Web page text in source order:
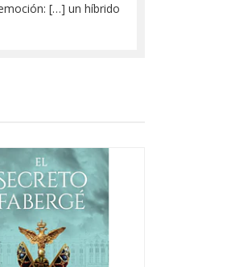
[…] un híbrido